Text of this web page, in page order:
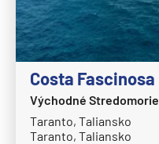
Costa Fascinosa
Východné Stredomorie
Taranto, Taliansko
Taranto, Taliansko